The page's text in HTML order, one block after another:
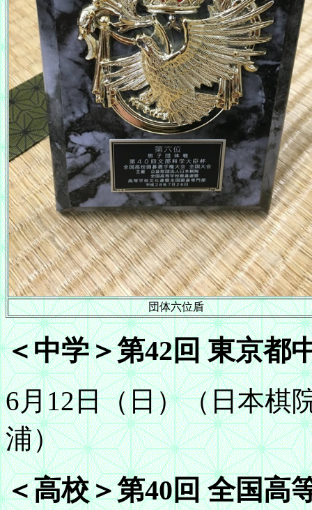
団体六位盾
＜中学＞第42回 東京都
6月12日（日）（日本
浦）
＜高校＞第40回 全国